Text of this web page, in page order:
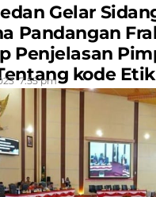
Gelar
Pandangan
Penjelasan
kode Etik
7:55 pm